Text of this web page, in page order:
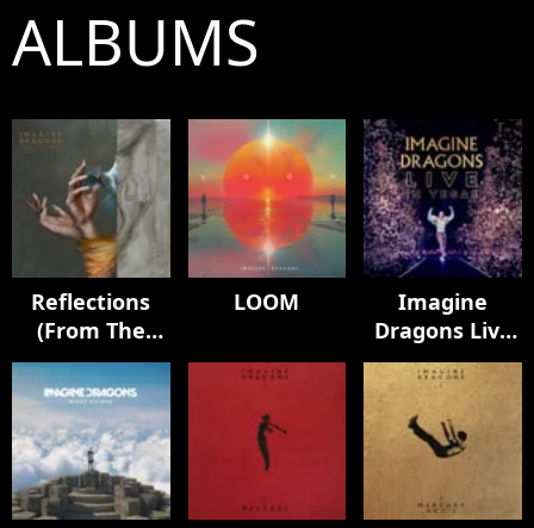
ALBUMS
Reflections
(From The
Vault Of
Smoke +
Mirrors)
LOOM
Imagine
Dragons Live
in Vegas